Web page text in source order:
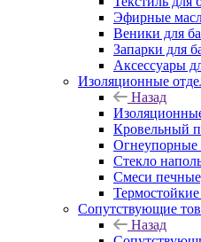
Эфирные
Веники для
Запарки для
Аксессуары
Изоляционные
Назад
Кровельный
Огнеупорные
Стекло
Смеси
Сопутствующие
Назад